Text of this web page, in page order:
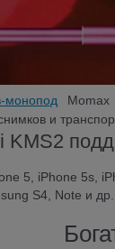
монопод Momax
и
KMS2
5, iPhone 5s,
S4, Note и др.